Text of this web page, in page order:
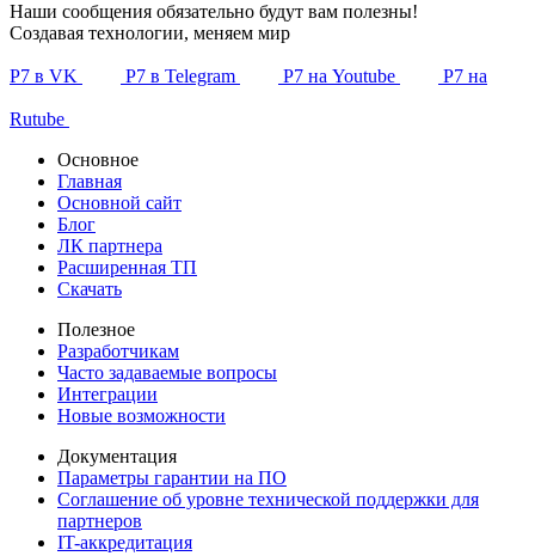
Наши сообщения обязательно будут вам полезны!
Создавая технологии, меняем мир
Р7 в VK Р7 в Telegram Р7 на Youtube Р7 на
Rutube
Основное
Главная
Основной сайт
Блог
ЛК партнера
Расширенная ТП
Скачать
Полезное
Разработчикам
Часто задаваемые вопросы
Интеграции
Новые возможности
Документация
Параметры гарантии на ПО
Соглашение об уровне технической поддержки для
партнеров
IT-аккредитация